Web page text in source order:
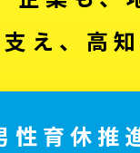
え、高
性育休推